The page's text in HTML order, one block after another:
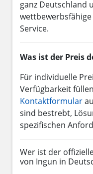
ganz Deutschland
Service.
Was ist der Preis
Für individuelle
Verfügbarkeit
Kontaktformular
sind bestrebt,
spezifischen
Wer ist der
von Ingun in